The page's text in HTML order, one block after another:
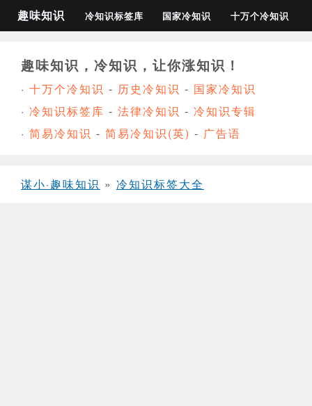
趣味知识 冷知识标签库 国家冷知识 十万个冷知识
趣味知识，冷知识，让你涨知识！
· 十万个冷知识 - 历史冷知识 - 国家冷知识
· 冷知识标签库 - 法律冷知识 - 冷知识专辑
· 简易冷知识 - 简易冷知识(英) - 广告语
谋小·趣味知识 » 冷知识标签大全